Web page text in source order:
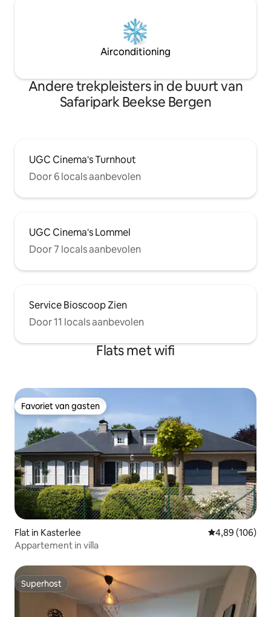
Airconditioning
Andere trekpleisters in de buurt van
Safaripark Beekse Bergen
UGC Cinema's Turnhout
Door 6 locals aanbevolen
UGC Cinema's Lommel
Door 7 locals aanbevolen
Service Bioscoop Zien
Door 11 locals aanbevolen
Flats met wifi
Favoriet van gasten
Favoriet van gasten
Flat in Kasterlee Gemiddelde
4,89 (106)
Appartement in villa
Superhost
Superhost